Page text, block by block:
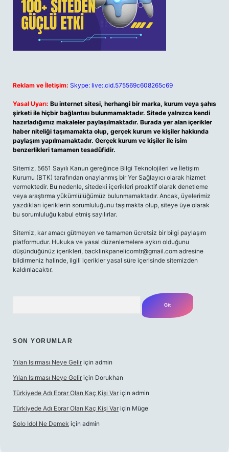
Reklam ve İletişim: Skype: live:.cid.575569c608265c69
Yasal Uyarı: Bu internet sitesi, herhangi bir marka, kurum veya şahıs
şirketi ile hiçbir bağlantısı bulunmamaktadır. Sitede yalnızca kendi
hazırladığımız makaleler paylaşılmaktadır. Burada yer alan içerikler
haber niteliği taşımamakta olup, gerçek kurum ve kişiler hakkında
paylaşım yapılmamaktadır. Gerçek kurum ve kişiler ile isim
benzerlikleri tamamen tesadüfidir.
Sitemiz, 5651 Sayılı Kanun gereğince Bilgi Teknolojileri ve İletişim
Kurumu (BTK) tarafından onaylanmış bir Yer Sağlayıcı olarak hizmet
vermektedir. Bu nedenle, sitedeki içerikleri proaktif olarak denetleme
veya araştırma yükümlülüğümüz bulunmamaktadır. Ancak, üyelerimiz
yazdıkları içeriklerin sorumluluğunu taşımakta olup, siteye üye olarak
bu sorumluluğu kabul etmiş sayılırlar.
Sitemiz, kar amacı gütmeyen ve tamamen ücretsiz bir bilgi paylaşım
platformudur. Hukuka ve yasal düzenlemelere aykırı olduğunu
düşündüğünüz içerikleri, backlinkpanelicomtr@gmail.com adresine
bildirmeniz halinde, ilgili içerikler yasal süre içerisinde sitemizden
kaldırılacaktır.
SON YORUMLAR
Yılan Isırması Neye Gelir için admin
Yılan Isırması Neye Gelir için Dorukhan
Türkiyede Adı Ebrar Olan Kaç Kişi Var için admin
Türkiyede Adı Ebrar Olan Kaç Kişi Var için Müge
Solo Idol Ne Demek için admin